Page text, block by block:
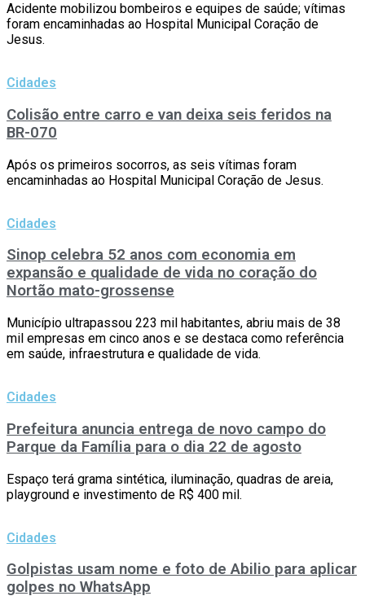
Acidente mobilizou bombeiros e equipes de saúde; vítimas
foram encaminhadas ao Hospital Municipal Coração de
Jesus.
Cidades
Colisão entre carro e van deixa seis feridos na
BR-070
Após os primeiros socorros, as seis vítimas foram
encaminhadas ao Hospital Municipal Coração de Jesus.
Cidades
Sinop celebra 52 anos com economia em
expansão e qualidade de vida no coração do
Nortão mato-grossense
Município ultrapassou 223 mil habitantes, abriu mais de 38
mil empresas em cinco anos e se destaca como referência
em saúde, infraestrutura e qualidade de vida.
Cidades
Prefeitura anuncia entrega de novo campo do
Parque da Família para o dia 22 de agosto
Espaço terá grama sintética, iluminação, quadras de areia,
playground e investimento de R$ 400 mil.
Cidades
Golpistas usam nome e foto de Abilio para aplicar
golpes no WhatsApp